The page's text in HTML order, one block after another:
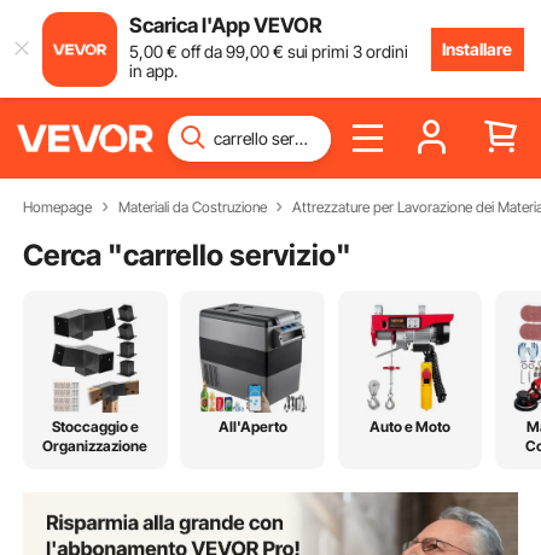
Scarica l'App VEVOR
5,00€ off da99,00€ sui primi 3 ordini
in app.
Installare
Homepage Materiali da Costruzione Attrezzature per Lavorazione dei
Cerca "carrello servizio"
Stoccaggio e
Organizzazione
All'Aperto Auto e Moto